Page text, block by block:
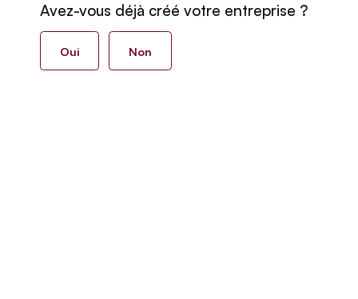
Avez-vous déjà créé votre entreprise ?
Oui Non